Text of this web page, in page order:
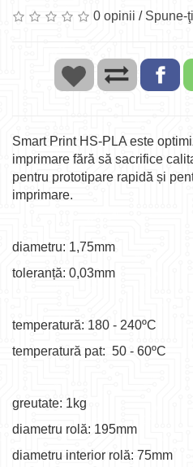
0 opinii / Spune-
Smart Print HS-PLA este
imprimare fără să sacrifice
pentru prototipare rapidă și
imprimare.
diametru: 1,75mm
toleranță: 0,03mm
temperatură: 180 - 240ºC
temperatură pat: 50 - 60ºC
greutate: 1kg
diametru rolă: 195mm
diametru interior rolă: 75mm